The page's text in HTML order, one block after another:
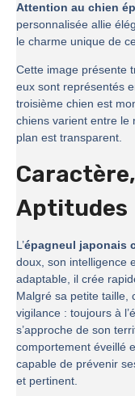
Attention au chien
personnalisée allie
le charme unique de
Cette image présente
eux sont représentés
troisième chien est
chiens varient entre le
plan est transparent.
Aptitudes
L’épagneul japonais
doux, son intelligence
adaptable, il crée
Malgré sa petite taille,
vigilance : toujours à
s’approche de son
comportement éveillé
capable de prévenir
et pertinent.